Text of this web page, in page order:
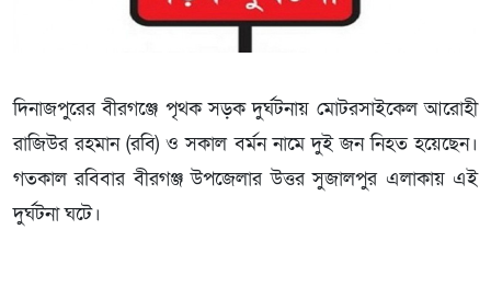
দিনাজপুরের বীরগঞ্জে পৃথক সড়ক দুর্ঘটনায় মোটরসাইকেল আরোহী
রাজিউর রহমান (রবি) ও সকাল বর্মন নামে দুই জন নিহত হয়েছেন।
গতকাল রবিবার বীরগঞ্জ উপজেলার উত্তর সুজালপুর এলাকায় এই
দুর্ঘটনা ঘটে।